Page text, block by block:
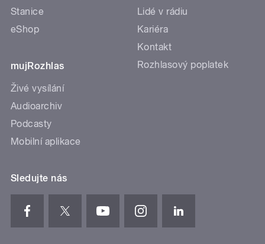
Stanice
eShop
mujRozhlas
Živé vysílání
Audioarchiv
Podcasty
Mobilní aplikace
Lidé v rádiu
Kariéra
Kontakt
Rozhlasový poplatek
Sledujte nás